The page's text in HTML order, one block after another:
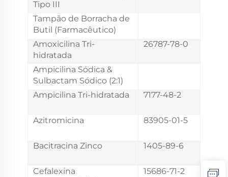
Tipo III
Tampão de Borracha de
Butil (Farmacêutico)
Amoxicilina Tri-
hidratada
26787-78-0
Ampicilina Sódica &
Sulbactam Sódico (2:1)
Ampicilina Tri-hidratada
7177-48-2
Azitromicina 83905-01-5
Bacitracina Zinco 1405-89-6
Cefalexina
15686-71-2